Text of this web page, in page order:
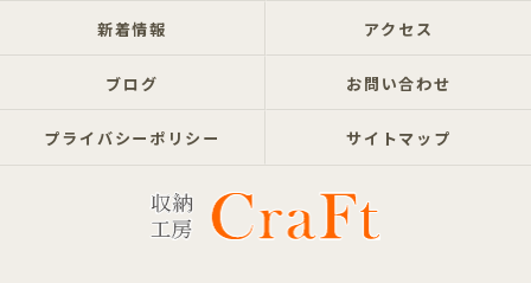
新着情報 アクセス
ブログ お問い合わせ
プライバシーポリシー サイトマップ